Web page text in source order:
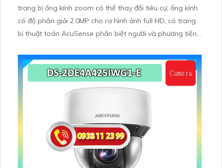
trang bị ống kính zoom có thể thay đổi tiêu cự, ống kính
có độ phân giải 2.0MP cho ra hình ảnh full HD, có trang
bị thuật toán AcuSense phân biệt người và phương tiện,
đêm bằng hồng ngoại 100m